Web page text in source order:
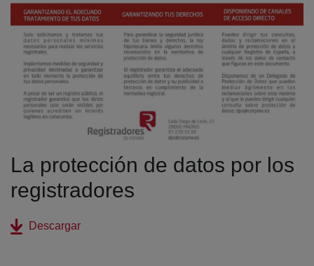
La protección de datos por los
registradores
Descargar(abre en nueva ventana)